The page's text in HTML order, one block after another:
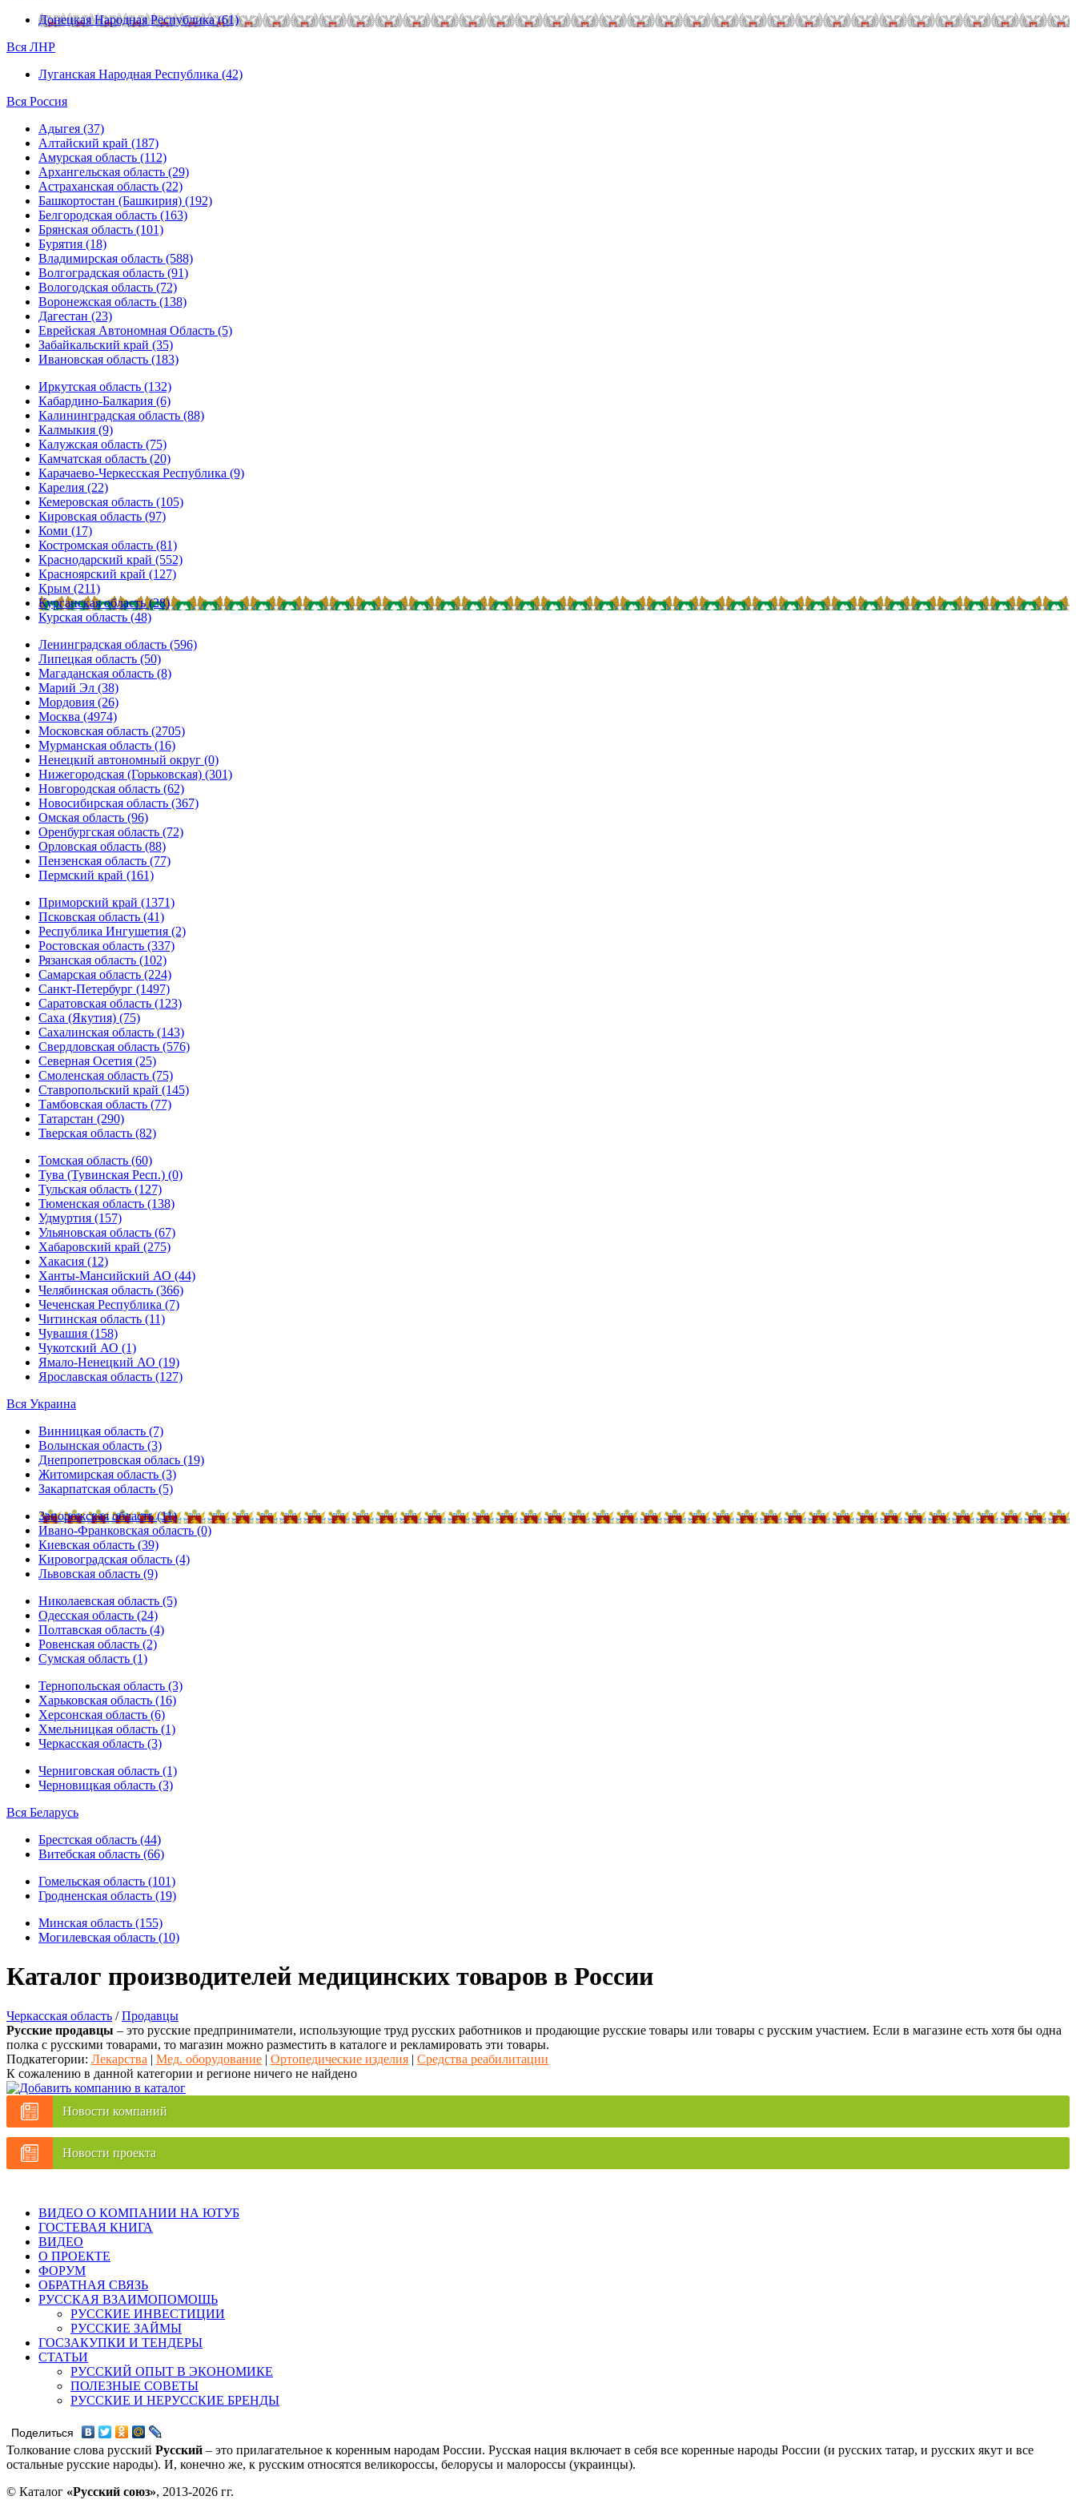
Донецкая Народная Республика (61)
Вся ЛНР
Луганская Народная Республика (42)
Вся Россия
Адыгея (37)
Алтайский край (187)
Амурская область (112)
Архангельская область (29)
Астраханская область (22)
Башкортостан (Башкирия) (192)
Белгородская область (163)
Брянская область (101)
Бурятия (18)
Владимирская область (588)
Волгоградская область (91)
Вологодская область (72)
Воронежская область (138)
Дагестан (23)
Еврейская Автономная Область (5)
Забайкальский край (35)
Ивановская область (183)
Иркутская область (132)
Кабардино-Балкария (6)
Калининградская область (88)
Калмыкия (9)
Калужская область (75)
Камчатская область (20)
Карачаево-Черкесская Республика (9)
Карелия (22)
Кемеровская область (105)
Кировская область (97)
Коми (17)
Костромская область (81)
Краснодарский край (552)
Красноярский край (127)
Крым (211)
Курганская область (28)
Курская область (48)
Ленинградская область (596)
Липецкая область (50)
Магаданская область (8)
Марий Эл (38)
Мордовия (26)
Москва (4974)
Московская область (2705)
Мурманская область (16)
Ненецкий автономный округ (0)
Нижегородская (Горьковская) (301)
Новгородская область (62)
Новосибирская область (367)
Омская область (96)
Оренбургская область (72)
Орловская область (88)
Пензенская область (77)
Пермский край (161)
Приморский край (1371)
Псковская область (41)
Республика Ингушетия (2)
Ростовская область (337)
Рязанская область (102)
Самарская область (224)
Санкт-Петербург (1497)
Саратовская область (123)
Саха (Якутия) (75)
Сахалинская область (143)
Свердловская область (576)
Северная Осетия (25)
Смоленская область (75)
Ставропольский край (145)
Тамбовская область (77)
Татарстан (290)
Тверская область (82)
Томская область (60)
Тува (Тувинская Респ.) (0)
Тульская область (127)
Тюменская область (138)
Удмуртия (157)
Ульяновская область (67)
Хабаровский край (275)
Хакасия (12)
Ханты-Мансийский АО (44)
Челябинская область (366)
Чеченская Республика (7)
Читинская область (11)
Чувашия (158)
Чукотский АО (1)
Ямало-Ненецкий АО (19)
Ярославская область (127)
Вся Украина
Винницкая область (7)
Волынская область (3)
Днепропетровская облась (19)
Житомирская область (3)
Закарпатская область (5)
Запорожская область (11)
Ивано-Франковская область (0)
Киевская область (39)
Кировоградская область (4)
Львовская область (9)
Николаевская область (5)
Одесская область (24)
Полтавская область (4)
Ровенская область (2)
Сумская область (1)
Тернопольская область (3)
Харьковская область (16)
Херсонская область (6)
Хмельницкая область (1)
Черкасская область (3)
Черниговская область (1)
Черновицкая область (3)
Вся Беларусь
Брестская область (44)
Витебская область (66)
Гомельская область (101)
Гродненская область (19)
Минская область (155)
Могилевская область (10)
Каталог производителей медицинских товаров в России
Черкасская область /Продавцы
Русские продавцы – это русские предприниматели, использующие труд русских работников и продающие русские товары или товары с русским участием. Если в магазине есть хотя бы одна
полка с русскими товарами, то магазин можно разместить в каталоге и рекламировать эти товары.
Подкатегории: Лекарства | Мед. оборудование | Ортопедические изделия | Средства реабилитации
К сожалению в данной категории и регионе ничего не найдено
Новости компаний
Новости проекта
ВИДЕО О КОМПАНИИ НА ЮТУБ
ГОСТЕВАЯ КНИГА
ВИДЕО
О ПРОЕКТЕ
ФОРУМ
ОБРАТНАЯ СВЯЗЬ
РУССКАЯ ВЗАИМОПОМОЩЬ
РУССКИЕ ИНВЕСТИЦИИ
РУССКИЕ ЗАЙМЫ
ГОСЗАКУПКИ И ТЕНДЕРЫ
СТАТЬИ
РУССКИЙ ОПЫТ В ЭКОНОМИКЕ
ПОЛЕЗНЫЕ СОВЕТЫ
РУССКИЕ И НЕРУССКИЕ БРЕНДЫ
Поделиться
Толкование слова русский Русский – это прилагательное к коренным народам России. Русская нация включает в себя все коренные народы России (и русских татар, и русских якут и все
остальные русские народы). И, конечно же, к русским относятся великороссы, белорусы и малороссы (украинцы).
© Каталог «Русский союз», 2013-2026 гг.